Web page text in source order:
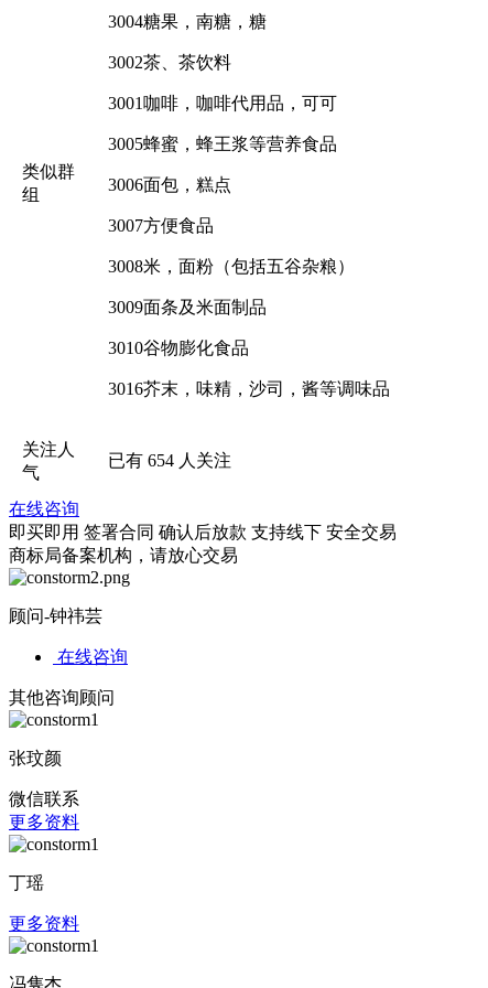
类似群
组
3004糖果，南糖，糖
3002茶、茶饮料
3001咖啡，咖啡代用品，可可
3005蜂蜜，蜂王浆等营养食品
3006面包，糕点
3007方便食品
3008米，面粉（包括五谷杂粮）
3009面条及米面制品
3010谷物膨化食品
3016芥末，味精，沙司，酱等调味品
关注人
气
已有 654 人关注
在线咨询
即买即用 签署合同 确认后放款 支持线下 安全交易
商标局备案机构，请放心交易
顾问-钟祎芸
在线咨询
其他咨询顾问
张玟颜
微信联系
更多资料
丁瑶
更多资料
冯隽杰